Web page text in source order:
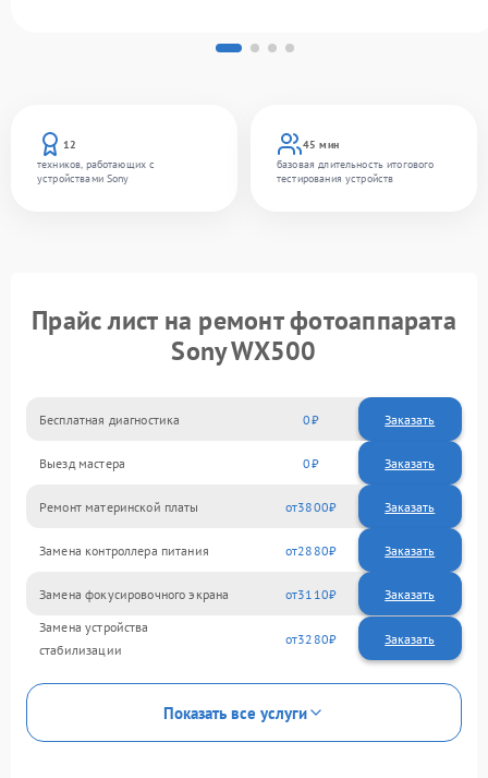
12
техников, работающих с
устройствами Sony
45 мин
базовая длительность итогового
тестирования устройств
Прайс лист на ремонт фотоаппарата
Sony WX500
Бесплатная диагностика 0 Заказать
Выезд мастера 0 Заказать
Ремонт материнской платы 3800
Замена контроллера питания 2880
Замена фокусировочного экрана 3110
Замена устройства
стабилизации
3280
Показать все услуги